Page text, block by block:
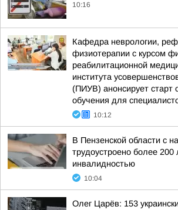
10:16
Кафедра неврологии,
физиотерапии с курсом
реабилитационной
института
(ПИУВ) анонсирует старт
обучения для
10:12
В Пензенской области с
трудоустроено более
инвалидностью
10:04
Олег Царёв: 153